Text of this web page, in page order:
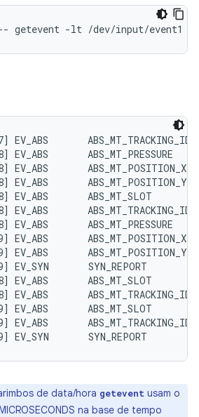
EV_ABS
EV_ABS       ABS_MT_PRESSURE
EV_ABS       ABS_MT_POSITION_X
EV_ABS       ABS_MT_POSITION_Y
EV_ABS       ABS_MT_SLOT
EV_ABS       ABS_MT_TRACKING_ID
EV_ABS       ABS_MT_PRESSURE
EV_ABS       ABS_MT_POSITION_X
EV_ABS       ABS_MT_POSITION_Y
EV_SYN       SYN_REPORT
EV_ABS       ABS_MT_SLOT
EV_ABS
EV_ABS       ABS_MT_SLOT
EV_ABS
de data/hora getevent usam o
na base de tempo